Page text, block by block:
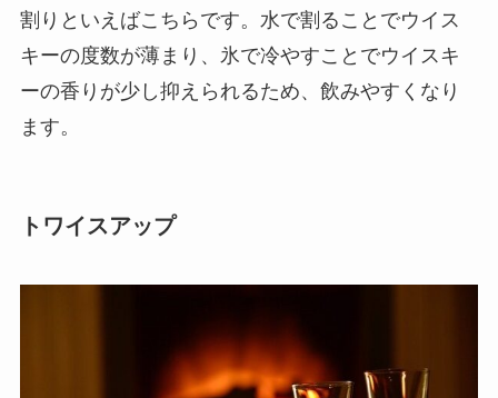
割りといえばこちらです。水で割ることでウイス
キーの度数が薄まり、氷で冷やすことでウイスキ
ーの香りが少し抑えられるため、飲みやすくなり
ます。
トワイスアップ